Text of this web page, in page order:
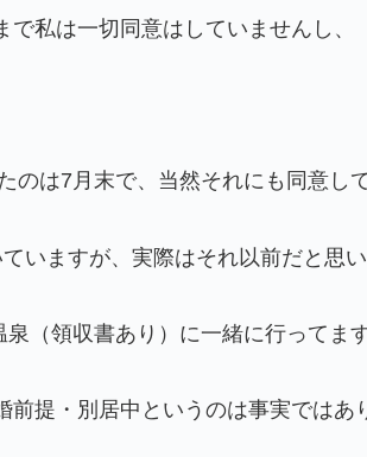
私は一切同意はしていませんし、
のは7月末で、当然それにも同意し
いますが、実際はそれ以前だと思い
（領収書あり）に一緒に行ってます
提・別居中というのは事実ではあ